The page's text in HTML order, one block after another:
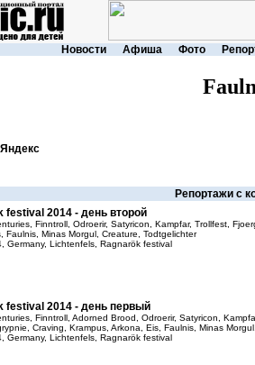
Новости Афиша Фото
Репортажи с
festival 2014 - день второй
Finntroll, Odroerir, Satyricon, Kampfar, Trollfest,
Faulnis, Minas Morgul, Creature, Todtgelichter
Germany, Lichtenfels, Ragnarök festival
festival 2014 - день первый
Finntroll, Adorned Brood, Odroerir, Satyricon,
Craving, Krampus, Arkona, Eis, Faulnis, Minas
Germany, Lichtenfels, Ragnarök festival